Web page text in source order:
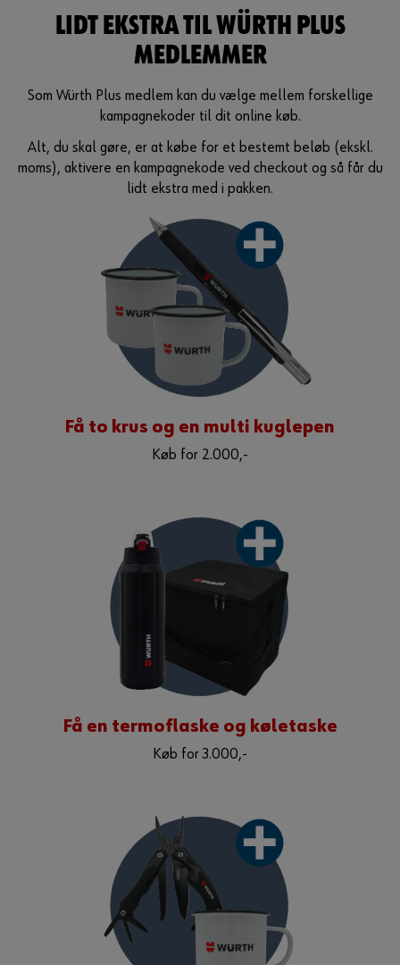
LIDT EKSTRA TIL WÜRTH PLUS
MEDLEMMER
Som Würth Plus medlem kan du vælge mellem forskellige
kampagnekoder til dit online køb.
Alt, du skal gøre, er at købe for et bestemt beløb (ekskl.
moms), aktivere en kampagnekode ved checkout og så får du
lidt ekstra med i pakken.
Få to krus og en multi kuglepen
Køb for 2.000,-
Få en termoflaske og køletaske
Køb for 3.000,-